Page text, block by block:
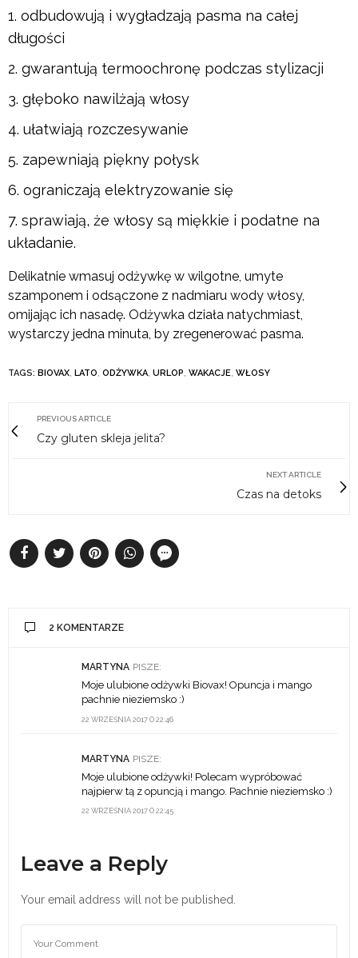
odbudowują i wygładzają pasma na całej
długości
gwarantują termoochronę podczas stylizacji
głęboko nawilżają włosy
ułatwiają rozczesywanie
zapewniają piękny połysk
ograniczają elektryzowanie się
sprawiają, że włosy są miękkie i podatne na
układanie.
Delikatnie wmasuj odżywkę w wilgotne, umyte
szamponem i odsączone z nadmiaru wody włosy,
omijając ich nasadę. Odżywka działa natychmiast,
wystarczy jedna minuta, by zregenerować pasma.
TAGS: BIOVAX, LATO, ODŻYWKA, URLOP, WAKACJE, WŁOSY
PREVIOUS ARTICLE
Czy gluten skleja jelita?
NEXT ARTICLE
Czas na detoks
2 KOMENTARZE
MARTYNA PISZE:
22 WRZEŚNIA 2017 O 22:46
Moje ulubione odżywki Biovax! Opuncja i mango
pachnie nieziemsko :)
MARTYNA PISZE:
22 WRZEŚNIA 2017 O 22:45
Moje ulubione odżywki! Polecam wypróbować
najpierw tą z opuncją i mango. Pachnie nieziemsko :)
Leave a Reply
Your email address will not be published.